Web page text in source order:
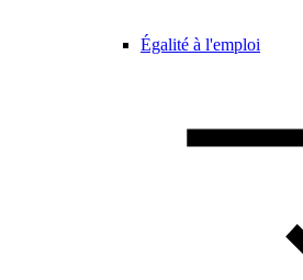
Égalité à l'emploi